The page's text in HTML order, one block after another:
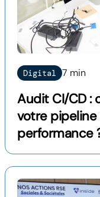
Digital 7 min
Audit CI/CD :
votre
performance